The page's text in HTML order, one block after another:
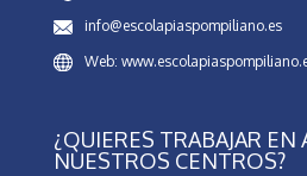
info@escolapiaspompiliano.es
Web:
¿QUIERES TRABAJAR EN
NUESTROS CENTROS?